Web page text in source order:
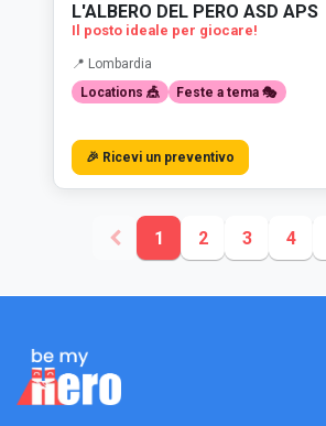
L'ALBERO DEL PERO ASD APS
Il posto ideale per giocare!
📍 Lombardia
Locations 🎪
Feste a tema 🎭
🎉 Ricevi un preventivo
1 2 3 4